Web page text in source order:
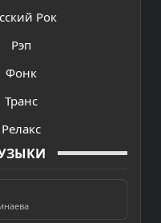
Рок
Рэп
Фонк
Транс
Релакс